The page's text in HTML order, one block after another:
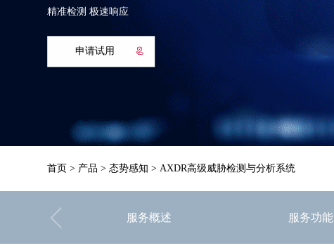
精准检测 极速响应
申请试用
首页 > 产品 >态势感知 >AXDR高级威胁检测与分析系统
服务概述 服务功能